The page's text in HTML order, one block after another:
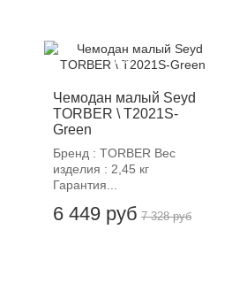
Чемодан малый Seyd
TORBER \ T2021S-
Green
Бренд : TORBER Вес
изделия : 2,45 кг
Гарантия...
6 449 руб
-12%
7 328 руб